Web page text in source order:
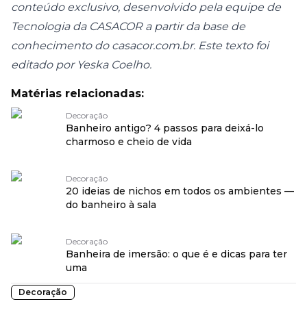
conteúdo exclusivo, desenvolvido pela equipe de
Tecnologia da CASACOR a partir da base de
conhecimento do casacor.com.br. Este texto foi
editado por Yeska Coelho.
Matérias relacionadas:
Decoração
Banheiro antigo? 4 passos para deixá-lo
charmoso e cheio de vida
Decoração
20 ideias de nichos em todos os ambientes —
do banheiro à sala
Decoração
Banheira de imersão: o que é e dicas para ter
uma
Decoração